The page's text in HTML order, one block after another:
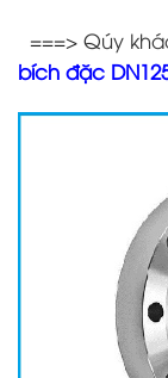
===> Qúy
bích đặc